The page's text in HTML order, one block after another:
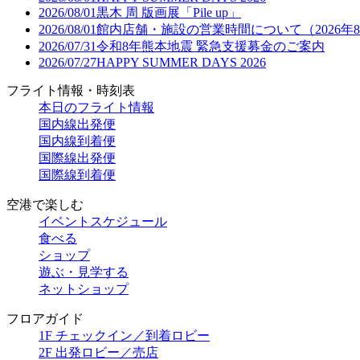
2026/08/01黒木 周 版画展「Pile up」
2026/08/01館内店舗・施設の営業時間について（2026年8
2026/07/31令和8年熊本地震 緊急支援募金のご案内
2026/07/27HAPPY SUMMER DAYS 2026
フライト情報・時刻表
本日のフライト情報
国内線出発便
国内線到着便
国際線出発便
国際線到着便
空港で楽しむ
イベントスケジュール
食べる
ショップ
遊ぶ・見学する
ネットショップ
フロアガイド
1F チェックイン／到着ロビー
2F 出発ロビー／売店